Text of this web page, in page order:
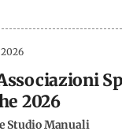
2026
Studio Manuali